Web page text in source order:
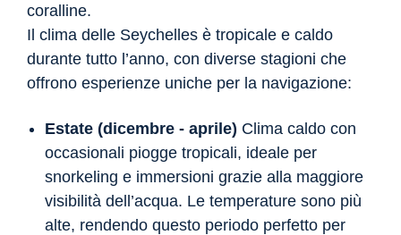
coralline.
Il clima delle Seychelles è tropicale e caldo
durante tutto l’anno, con diverse stagioni che
offrono esperienze uniche per la navigazione:
Estate (dicembre - aprile) Clima caldo con
occasionali piogge tropicali, ideale per
snorkeling e immersioni grazie alla maggiore
visibilità dell’acqua. Le temperature sono più
alte, rendendo questo periodo perfetto per